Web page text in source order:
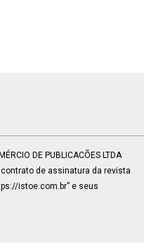
DE PUBLICACÕES LTDA
de assinatura da revista
istoe.com.br” e seus